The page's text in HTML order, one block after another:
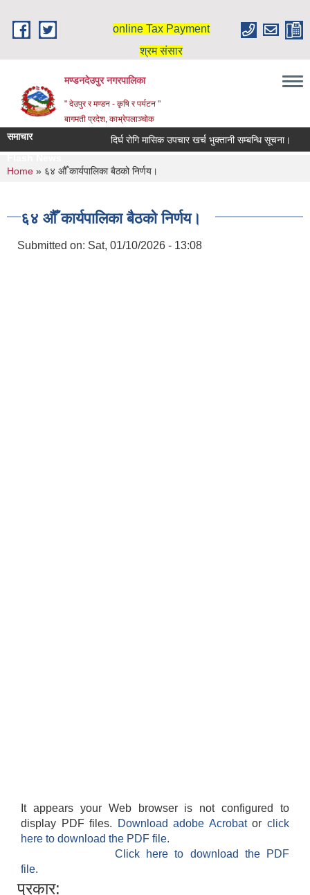
online Tax Payment
श्रम संसार
मण्डनदेउपुर नगरपालिका
" देउपुर र मण्डन - कृषि र पर्यटन "
बागमती प्रदेश, काभ्रेपलाञ्चोक
समाचार दिर्घ रोगि मासिक उपचार खर्च भुक्तानी सम्बन्धि सूचना।
You are here
Home » ६४ औँ कार्यपालिका बैठको निर्णय।
६४ औँ कार्यपालिका बैठको निर्णय।
Submitted on: Sat, 01/10/2026 - 13:08
It appears your Web browser is not configured to
display PDF files.
Download adobe Acrobatorclick
here to download the PDF file.
Click here to download the PDF
file.
प्रकार: